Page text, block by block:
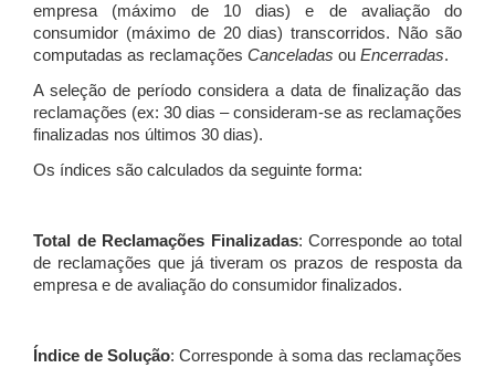
empresa (máximo de 10 dias) e de avaliação do
consumidor (máximo de 20 dias) transcorridos. Não são
computadas as reclamações Canceladas ou Encerradas.
A seleção de período considera a data de finalização das
reclamações (ex: 30 dias – consideram-se as reclamações
finalizadas nos últimos 30 dias).
Os índices são calculados da seguinte forma:
Total de Reclamações Finalizadas: Corresponde ao total
de reclamações que já tiveram os prazos de resposta da
empresa e de avaliação do consumidor finalizados.
Índice de Solução: Corresponde à soma das reclamações